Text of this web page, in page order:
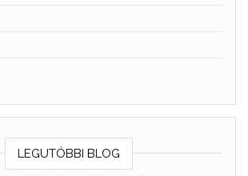
LEGUTÓBBI BLOG